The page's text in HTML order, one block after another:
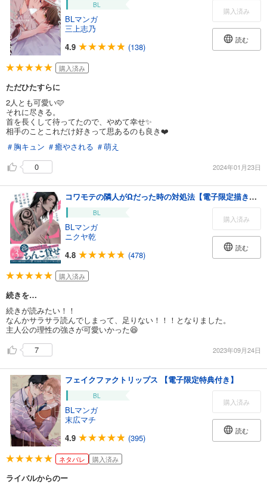
BL
BLマンガ
三上志乃
4.9
(138)
購入済み
読む
購入済み
ただひたすらに
2人とも可愛い🩷
それに尽きる。
首を長くして待ってたので、やめて幸せ✨
相手のことこれだけ好きって思あるのも良き❤️
＃胸キュン ＃癒やされる ＃萌え
0
2024年01月23日
コワモテの隣人がΩだった時の対処法【電子限定描き下ろし漫画付き】
BL
BLマンガ
ニクヤ乾
4.8
(478)
購入済み
読む
購入済み
続きを…
続きが読みたい！！
なんかサラサラ読んでしまって、足りない！！！となりました。
主人公の理性の強さが可愛いかった😆
7
2023年09月24日
フェイクファクトリップス 【電子限定特典付き】
BL
BLマンガ
末広マチ
4.9
(395)
購入済み
読む
ネタバレ 購入済み
ライバルからのー